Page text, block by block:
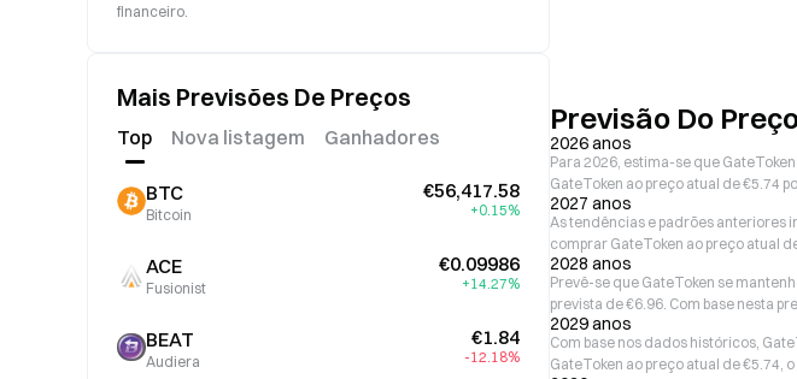
financeiro.
Mais Previsões De Preços
Top Nova listagem Ganhadores
BTC
Bitcoin
€56,417.58
+0.15%
ACE
Fusionist
€0.09986
+14.27%
BEAT
Audiera
€1.84
-12.18%
Previsão Do
2026 anos
Para 2026, estima-se que
GateToken ao preço atual de €5.74
2027 anos
As tendências e padrões anteriores
comprar GateToken ao preço atual
2028 anos
Prevê-se que GateToken se
prevista de €6.96. Com base nesta
2029 anos
Com base nos dados históricos,
GateToken ao preço atual de €5.74,